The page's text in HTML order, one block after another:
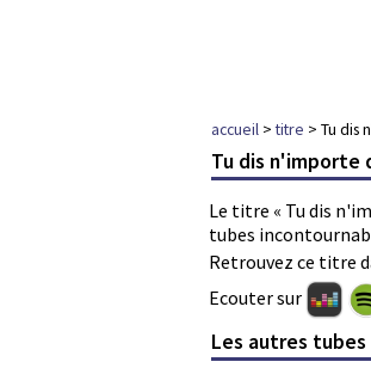
accueil >titre > Tu dis
Tu dis n'importe
Le titre « Tu dis
tubes
Retrouvez ce titre
Ecouter sur
Les autres tubes